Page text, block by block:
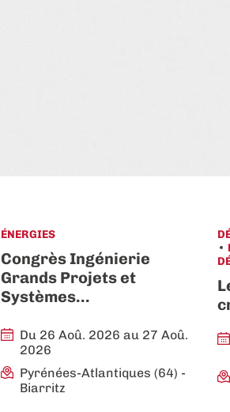
ÉNERGIES
Congrès Ingénierie
Grands Projets et
Systèmes…
Du 26 Aoû. 2026 au 27 Aoû.
2026
Pyrénées-Atlantiques (64) -
Biarritz